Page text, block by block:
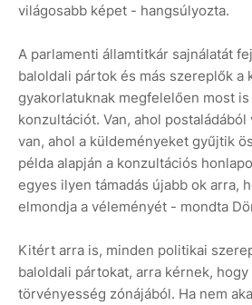
világosabb képet - hangsúlyozta.
A parlamenti államtitkár sajnálatát
baloldali pártok és más szereplők a
gyakorlatuknak megfelelően most is
konzultációt. Van, ahol
van, ahol a küldeményeket gyűjtik
példa alapján a konzultációs
egyes ilyen támadás újabb ok arra,
elmondja a véleményét - mondta
Kitért arra is, minden politikai
baloldali pártokat, arra kérnek,
törvényesség zónájából. Ha nem